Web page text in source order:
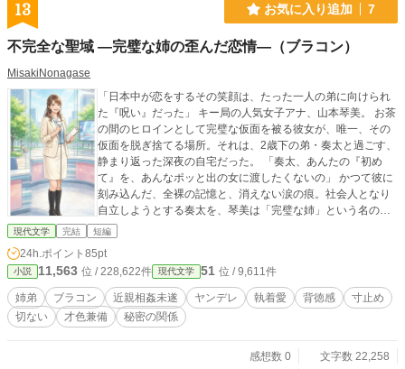
13 お気に入り追加 7
不完全な聖域 ―完璧な姉の歪んだ恋情―（ブラコン）
MisakiNonagase
​「日本中が恋をするその笑顔は、たった一人の弟に向けられ
た『呪い』だった」 ​キー局の人気女子アナ、山本琴美。 お茶
の間のヒロインとして完璧な仮面を被る彼女が、唯一、その
仮面を脱ぎ捨てる場所。それは、2歳下の弟・奏太と過ごす、
静まり返った深夜の自宅だった。 ​「奏太、あんたの『初め
て』を、あんなポッと出の女に渡したくないの」 ​かつて彼に
刻み込んだ、全裸の記憶と、消えない涙の痕。社会人となり
自立しようとする奏太を、琴美は「完璧な姉」という名の檻
に閉じ込める。 逃げ場のない愛憎が加速する、執着と純愛の
現代文学 完結 短編
24h.ポイント 85pt
小説 11,563 位 / 228,622件 現代文学 51 位 / 9,611件
姉弟 ブラコン 近親相姦未遂 ヤンデレ 執着愛 背徳感
寸止め
切ない
才色兼備 秘密の関係
感想数 0
文字数 22,258